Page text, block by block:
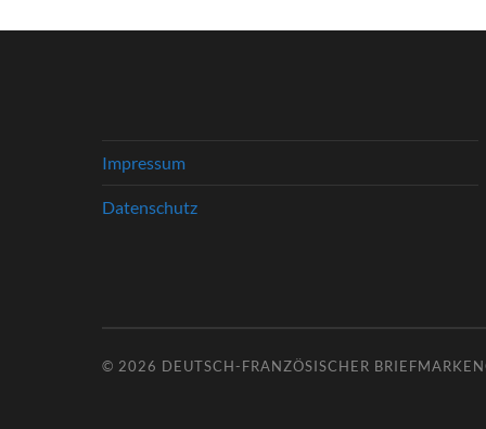
Impressum
Datenschutz
© 2026 DEUTSCH-FRANZÖSISCHER